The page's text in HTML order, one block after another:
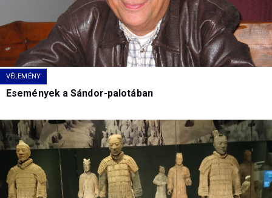
VÉLEMÉNY
Események a Sándor-palotában